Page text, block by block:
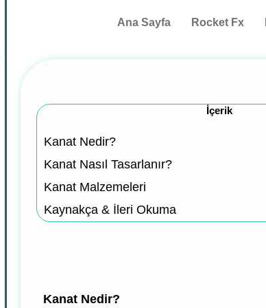
Ana Sayfa Rocket Fx
İçerik
Kanat Nedir?
Kanat Nasıl Tasarlanır?
Kanat Malzemeleri
Kaynakça & İleri Okuma
Kanat Nedir?